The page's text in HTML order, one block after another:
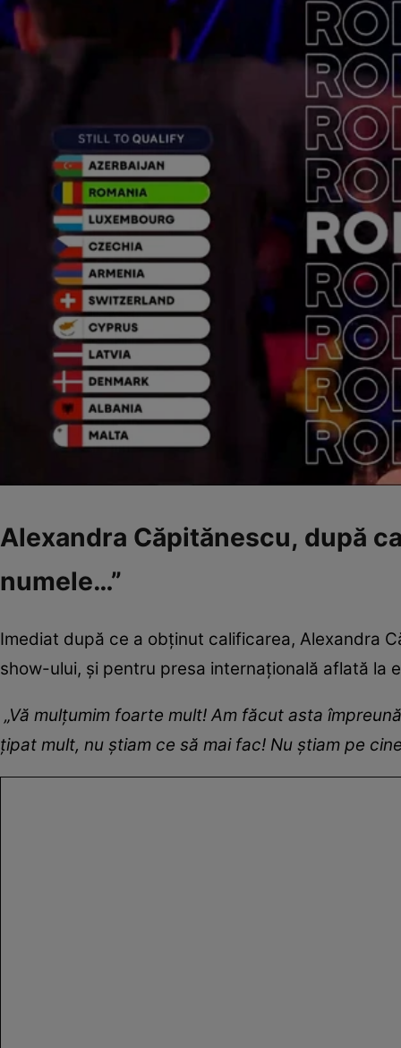
Alexandra Căpitănescu, după
numele…”
Imediat după ce a obținut calificarea, Alexandra
show-ului, și pentru presa internațională aflată la
„Vă mulțumim foarte mult! Am făcut asta
țipat mult, nu știam ce să mai fac! Nu știam pe